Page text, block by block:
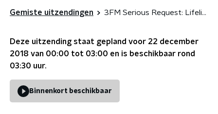
Gemiste uitzendingen 3FM Serious Request: Lifeline
Deze uitzending staat gepland voor 22 december
2018 van 00:00 tot 03:00 en is beschikbaar rond
03:30 uur.
Binnenkort beschikbaar